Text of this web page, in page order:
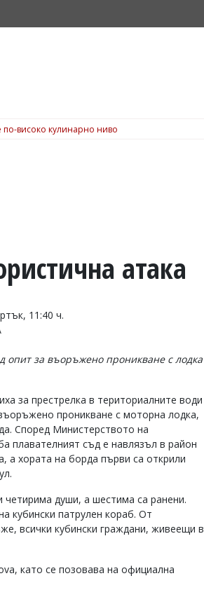
високо кулинарно ниво
атака
11:40 ч.
опит за въоръжено проникване с лодка
за престрелка в териториалните води
проникване с моторна лодка,
Според Министерството на
плавателният съд е навлязъл в район
а хората на борда първи са открили
четирима души, а шестима са ранени.
кубински патрулен кораб. От
всички кубински граждани, живеещи в
като се позовава на официална